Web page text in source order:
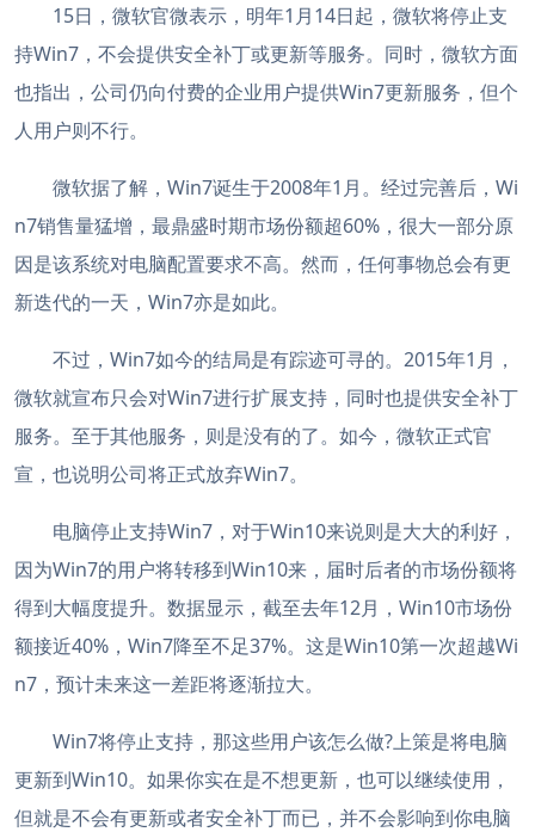
15日，微软官微表示，明年1月14日起，微软将停止支
持Win7，不会提供安全补丁或更新等服务。同时，微软方面
也指出，公司仍向付费的企业用户提供Win7更新服务，但个
人用户则不行。
微软据了解，Win7诞生于2008年1月。经过完善后，Wi
n7销售量猛增，最鼎盛时期市场份额超60%，很大一部分原
因是该系统对电脑配置要求不高。然而，任何事物总会有更
新迭代的一天，Win7亦是如此。
不过，Win7如今的结局是有踪迹可寻的。2015年1月，
微软就宣布只会对Win7进行扩展支持，同时也提供安全补丁
服务。至于其他服务，则是没有的了。如今，微软正式官
宣，也说明公司将正式放弃Win7。
电脑停止支持Win7，对于Win10来说则是大大的利好，
因为Win7的用户将转移到Win10来，届时后者的市场份额将
得到大幅度提升。数据显示，截至去年12月，Win10市场份
额接近40%，Win7降至不足37%。这是Win10第一次超越Wi
n7，预计未来这一差距将逐渐拉大。
Win7将停止支持，那这些用户该怎么做?上策是将电脑
更新到Win10。如果你实在是不想更新，也可以继续使用，
但就是不会有更新或者安全补丁而已，并不会影响到你电脑